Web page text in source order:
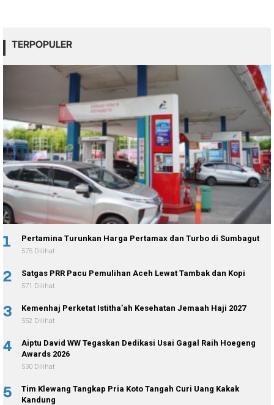
TERPOPULER
1 Pertamina Turunkan Harga Pertamax dan Turbo di Sumbagut
575 Dilihat
2 Satgas PRR Pacu Pemulihan Aceh Lewat Tambak dan Kopi
571 Dilihat
3 Kemenhaj Perketat Istitha’ah Kesehatan Jemaah Haji 2027
552 Dilihat
4
Aiptu David WW Tegaskan Dedikasi Usai Gagal Raih Hoegeng
Awards 2026
530 Dilihat
5
Tim Klewang Tangkap Pria Koto Tangah Curi Uang Kakak
Kandung